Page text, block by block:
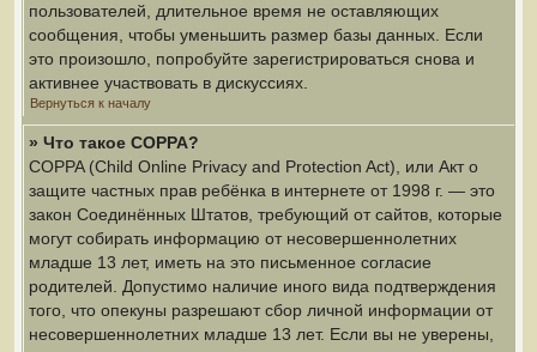
пользователей, длительное время не оставляющих
сообщения, чтобы уменьшить размер базы данных. Если
это произошло, попробуйте зарегистрироваться снова и
активнее участвовать в дискуссиях.
Вернуться к началу
» Что такое COPPA?
COPPA (Child Online Privacy and Protection Act), или Акт о
защите частных прав ребёнка в интернете от 1998 г. — это
закон Соединённых Штатов, требующий от сайтов, которые
могут собирать информацию от несовершеннолетних
младше 13 лет, иметь на это письменное согласие
родителей. Допустимо наличие иного вида подтверждения
того, что опекуны разрешают сбор личной информации от
несовершеннолетних младше 13 лет. Если вы не уверены,